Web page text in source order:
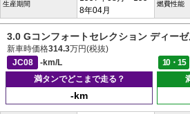
生産期間
8年04月
燃費性能
3.0 Gコンフォートセレクション ディー
新車時価格314.3万円(税抜)
JC08
-km/L 10・15
満タンでどこまで走る？
-km